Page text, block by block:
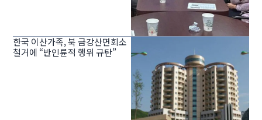
한국 이산가족, 북 금강산면회소
철거에 “반인륜적 행위 규탄”